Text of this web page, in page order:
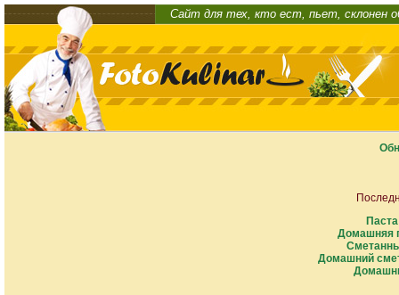
Сайт для тех, кто ест, пьет, склонен
Домашняя
Домашний